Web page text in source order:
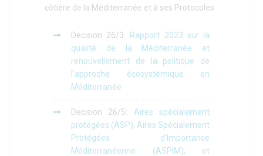
côtière de la Méditerranée et à ses Protocoles
Decision 26/3: Rapport 2023 sur la
qualité de la Méditerranée et
renouvellement de la politique de
l’approche écosystémique en
Méditerranée
Decision 26/5: Aires spécialement
protégées (ASP), Aires Spécialement
Protégées d’Importance
Méditerranéenne (ASPIM), et